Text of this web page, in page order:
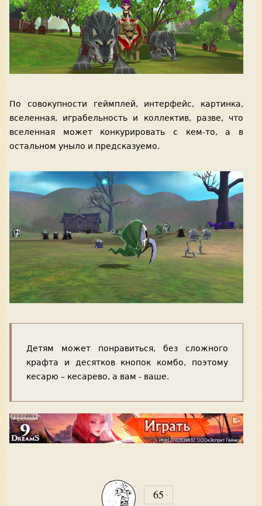
По совокупности геймплей, интерфейс, картинка,
вселенная, играбельность и коллектив, разве, что
вселенная может конкурировать с кем-то, а в
остальном уныло и предсказуемо.
Детям может понравиться, без сложного
крафта и десятков кнопок комбо, поэтому
кесарю – кесарево, а вам - ваше.
65